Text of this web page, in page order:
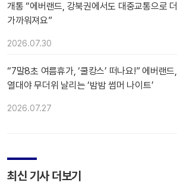
개통 “에버랜드, 강북권에서도 대중교통으로 더
가까워져요”
2026.07.30
“7말8초 여름휴가, ‘쿨캉스’ 떠나요!” 에버랜드,
열대야 무더위 날리는 ‘밤밤 썸머 나이트’
2026.07.27
최신 기사 더보기